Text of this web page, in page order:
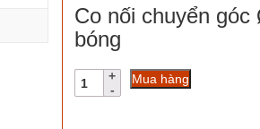
Co nối chuyển
bóng
Co
nối
Mua hàng